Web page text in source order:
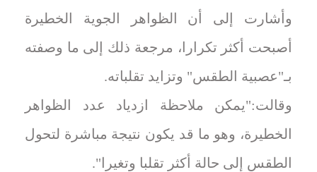
وأشارت إلى أن الظواهر الجوية الخطيرة
أصبحت أكثر تكرارا، مرجعة ذلك إلى ما وصفته
بـ"عصبية الطقس" وتزايد تقلباته.
وقالت:"يمكن ملاحظة ازدياد عدد الظواهر
الخطيرة، وهو ما قد يكون نتيجة مباشرة لتحول
الطقس إلى حالة أكثر تقلبا وتغيرا".